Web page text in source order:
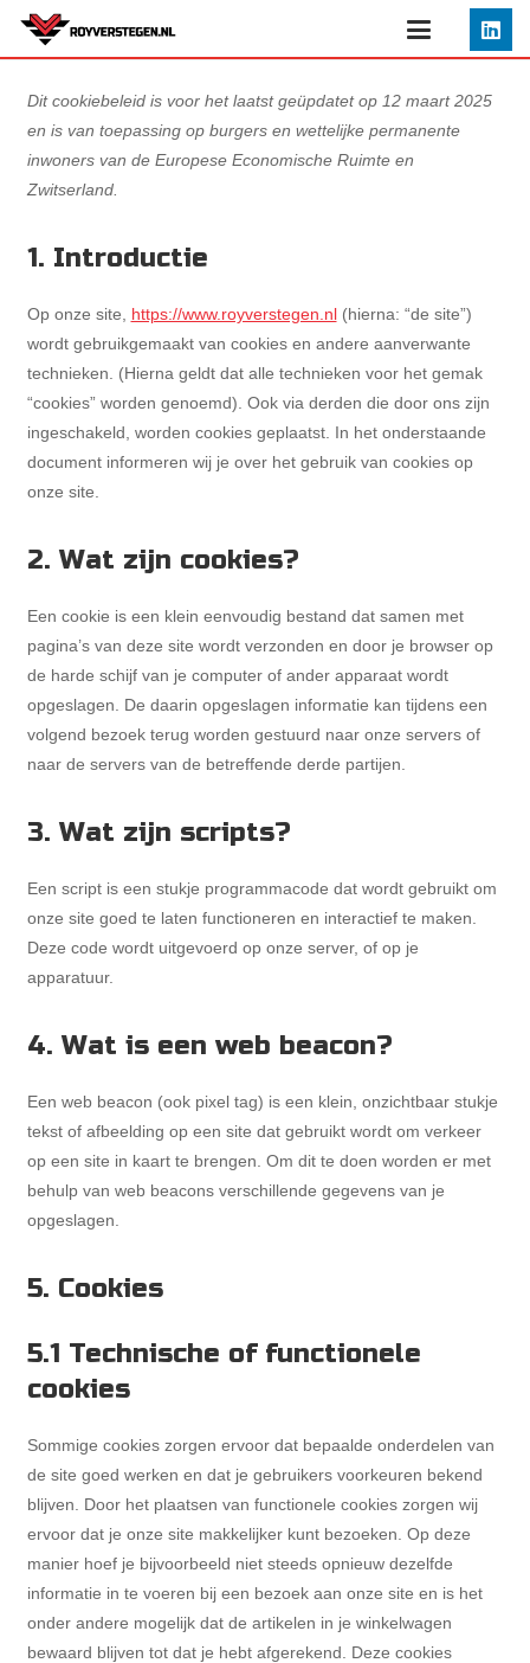
Dit cookiebeleid is voor het laatst geüpdatet op 12 maart 2025
en is van toepassing op burgers en wettelijke permanente
inwoners van de Europese Economische Ruimte en
Zwitserland.
1. Introductie
Op onze site, https://www.royverstegen.nl(hierna: “de site”)
wordt gebruikgemaakt van cookies en andere aanverwante
technieken. (Hierna geldt dat alle technieken voor het gemak
“cookies” worden genoemd). Ook via derden die door ons zijn
ingeschakeld, worden cookies geplaatst. In het onderstaande
document informeren wij je over het gebruik van cookies op
onze site.
2. Wat zijn cookies?
Een cookie is een klein eenvoudig bestand dat samen met
pagina’s van deze site wordt verzonden en door je browser op
de harde schijf van je computer of ander apparaat wordt
opgeslagen. De daarin opgeslagen informatie kan tijdens een
volgend bezoek terug worden gestuurd naar onze servers of
naar de servers van de betreffende derde partijen.
3. Wat zijn scripts?
Een script is een stukje programmacode dat wordt gebruikt om
onze site goed te laten functioneren en interactief te maken.
Deze code wordt uitgevoerd op onze server, of op je
apparatuur.
4. Wat is een web beacon?
Een web beacon (ook pixel tag) is een klein, onzichtbaar stukje
tekst of afbeelding op een site dat gebruikt wordt om verkeer
op een site in kaart te brengen. Om dit te doen worden er met
behulp van web beacons verschillende gegevens van je
opgeslagen.
5. Cookies
5.1 Technische of functionele
cookies
Sommige cookies zorgen ervoor dat bepaalde onderdelen van
de site goed werken en dat je gebruikers voorkeuren bekend
blijven. Door het plaatsen van functionele cookies zorgen wij
ervoor dat je onze site makkelijker kunt bezoeken. Op deze
manier hoef je bijvoorbeeld niet steeds opnieuw dezelfde
informatie in te voeren bij een bezoek aan onze site en is het
onder andere mogelijk dat de artikelen in je winkelwagen
bewaard blijven tot dat je hebt afgerekend. Deze cookies